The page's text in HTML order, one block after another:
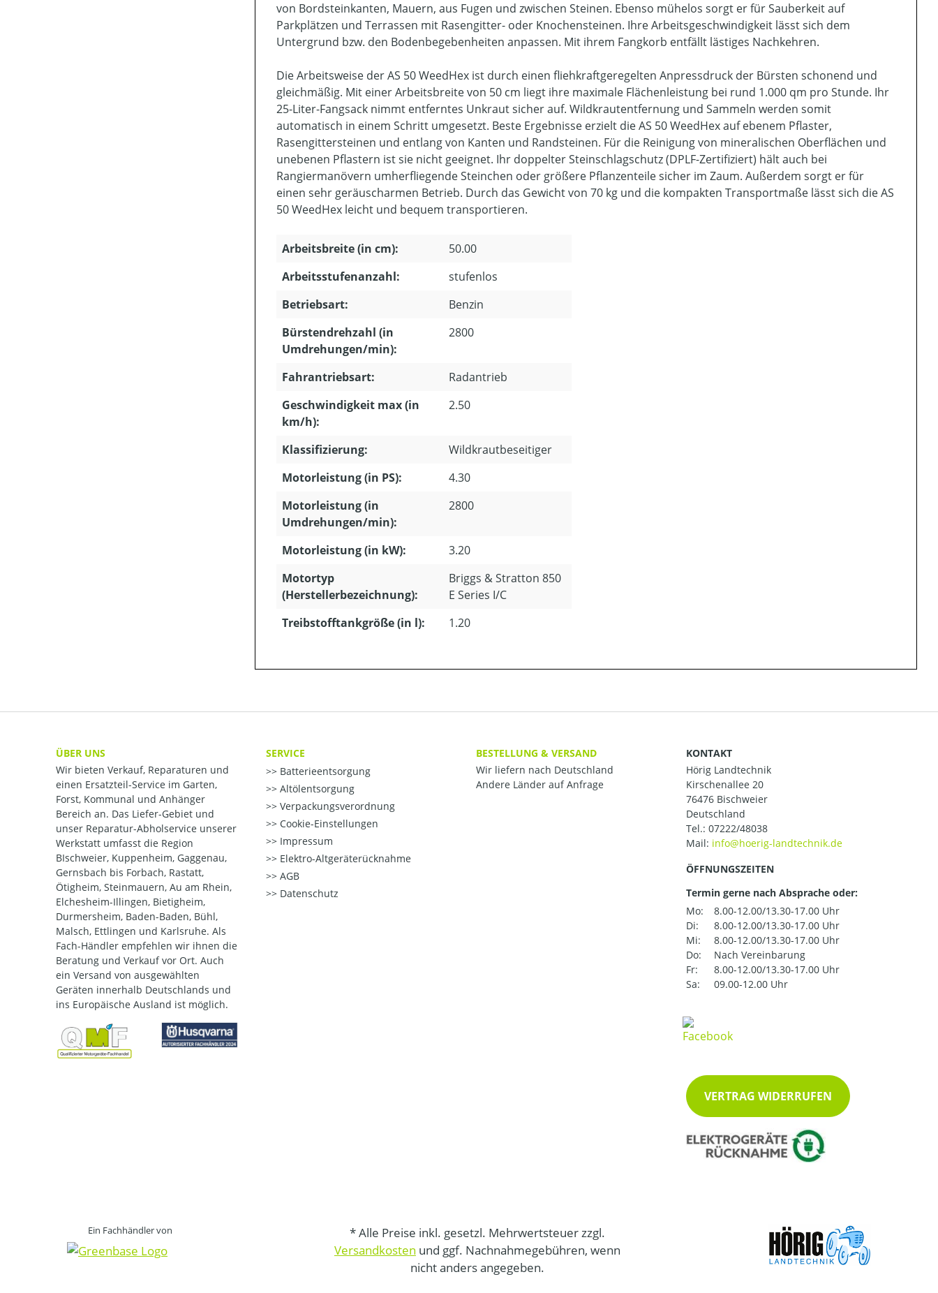
von Bordsteinkanten, Mauern, aus Fugen und zwischen Steinen. Ebenso mühelos sorgt er für Sauberkeit auf
Parkplätzen und Terrassen mit Rasengitter- oder Knochensteinen. Ihre Arbeitsgeschwindigkeit lässt sich dem
Untergrund bzw. den Bodenbegebenheiten anpassen. Mit ihrem Fangkorb entfällt lästiges Nachkehren.
Die Arbeitsweise der AS 50 WeedHex ist durch einen fliehkraftgeregelten Anpressdruck der Bürsten schonend und
gleichmäßig. Mit einer Arbeitsbreite von 50 cm liegt ihre maximale Flächenleistung bei rund 1.000 qm pro Stunde. Ihr
25-Liter-Fangsack nimmt entferntes Unkraut sicher auf. Wildkrautentfernung und Sammeln werden somit
automatisch in einem Schritt umgesetzt. Beste Ergebnisse erzielt die AS 50 WeedHex auf ebenem Pflaster,
Rasengittersteinen und entlang von Kanten und Randsteinen. Für die Reinigung von mineralischen Oberflächen und
unebenen Pflastern ist sie nicht geeignet. Ihr doppelter Steinschlagschutz (DPLF-Zertifiziert) hält auch bei
Rangiermanövern umherfliegende Steinchen oder größere Pflanzenteile sicher im Zaum. Außerdem sorgt er für
einen sehr geräuscharmen Betrieb. Durch das Gewicht von 70 kg und die kompakten Transportmaße lässt sich die AS
50 WeedHex leicht und bequem transportieren.
Arbeitsbreite (in cm):
50.00
Arbeitsstufenanzahl:
stufenlos
Betriebsart:
Benzin
Bürstendrehzahl (in
Umdrehungen/min):
2800
Fahrantriebsart:
Radantrieb
Geschwindigkeit max (in
km/h):
2.50
Klassifizierung:
Wildkrautbeseitiger
Motorleistung (in PS):
4.30
Motorleistung (in
Umdrehungen/min):
2800
Motorleistung (in kW):
3.20
Motortyp
(Herstellerbezeichnung):
Briggs & Stratton 850
E Series I/C
Treibstofftankgröße (in l):
1.20
ÜBER UNS
Wir bieten Verkauf, Reparaturen und
einen Ersatzteil-Service im Garten,
Forst, Kommunal und Anhänger
Bereich an. Das Liefer-Gebiet und
unser Reparatur-Abholservice unserer
Werkstatt umfasst die Region
BIschweier, Kuppenheim, Gaggenau,
Gernsbach bis Forbach, Rastatt,
Ötigheim, Steinmauern, Au am Rhein,
Elchesheim-Illingen, Bietigheim,
Durmersheim, Baden-Baden, Bühl,
Malsch, Ettlingen und Karlsruhe. Als
Fach-Händler empfehlen wir ihnen die
Beratung und Verkauf vor Ort. Auch
ein Versand von ausgewählten
Geräten innerhalb Deutschlands und
ins Europäische Ausland ist möglich.
SERVICE
Batterieentsorgung
Altölentsorgung
Verpackungsverordnung
Cookie-Einstellungen
Impressum
Elektro-Altgeräterücknahme
AGB
Datenschutz
BESTELLUNG & VERSAND
Wir liefern nach Deutschland
Andere Länder auf Anfrage
KONTAKT
Hörig Landtechnik
Kirschenallee 20
76476 Bischweier
Deutschland
Tel.: 07222/48038
Mail:
ÖFFNUNGSZEITEN
Termin gerne nach Absprache oder:
Mo:
8.00-12.00/13.30-17.00 Uhr
Di:
8.00-12.00/13.30-17.00 Uhr
Mi:
8.00-12.00/13.30-17.00 Uhr
Do:
Nach Vereinbarung
Fr:
8.00-12.00/13.30-17.00 Uhr
Sa:
09.00-12.00 Uhr
VERTRAG WIDERRUFEN
Ein Fachhändler von
* Alle Preise inkl. gesetzl. Mehrwertsteuer zzgl.
Versandkosten und ggf. Nachnahmegebühren, wenn
nicht anders angegeben.